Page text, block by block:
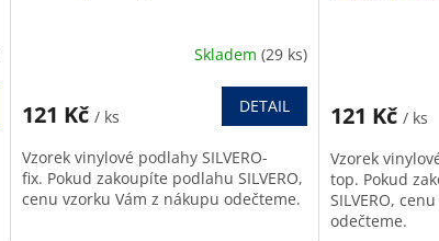
Skladem (29 ks)
121 Kč / ks
DETAIL
Vzorek vinylové podlahy SILVERO-
fix. Pokud zakoupíte podlahu SILVERO,
cenu vzorku Vám z nákupu odečteme.
121 Kč / ks
Vzorek
top. Pokud
SILVERO,
odečteme.